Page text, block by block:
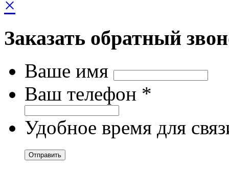
×
Заказать обратный
Ваше имя
Ваш телефон *
Удобное время для